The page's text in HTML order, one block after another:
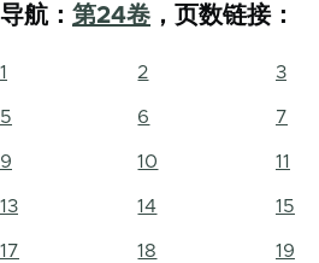
导航： 第24卷 ，页数链接：
1 2 3
5 6 7
9 10 11
13 14 15
17 18 19